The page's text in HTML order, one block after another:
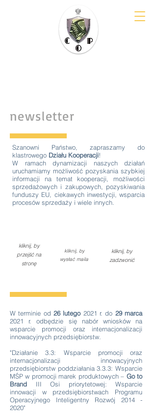
newsletter
Szanowni Państwo, zapraszamy do
klastrowego Działu Kooperacji!
W ramach dynamizacji naszych działań
uruchamiamy możliwość pozyskania szybkiej
informacji na temat kooperacji, możliwości
sprzedażowych i zakupowych, pozyskiwania
funduszy EU, ciekawych inwestycji, wsparcia
procesów sprzedaży i wiele innych.
kliknij, by
przejść na
stronę
kliknij, by
wysłać maila
kliknij, by
zadzwonić
W terminie od 26 lutego2021 r. do 29 marca
2021 r. odbędzie się nabór wniosków na
wsparcie promocji oraz internacjonalizacji
innowacyjnych przedsiębiorstw.
"Działanie 3.3: Wsparcie promocji oraz
internacjonalizacji innowacyjnych
przedsiębiorstw poddziałania 3.3.3: Wsparcie
MŚP w promocji marek produktowych – Go to
Brand III Osi priorytetowej: Wsparcie
innowacji w przedsiębiorstwach Programu
Operacyjnego Inteligentny Rozwój 2014 -
2020"